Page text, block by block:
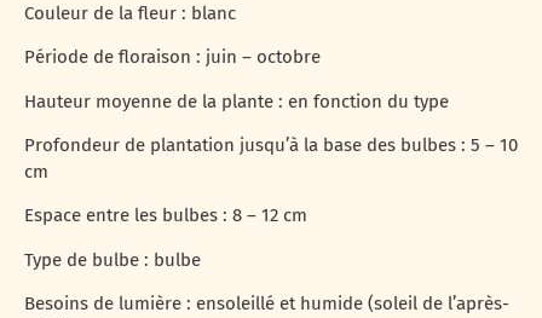
Couleur de la fleur : blanc
Période de floraison : juin – octobre
Hauteur moyenne de la plante : en fonction du type
Profondeur de plantation jusqu’à la base des bulbes : 5 – 10
cm
Espace entre les bulbes : 8 – 12 cm
Type de bulbe : bulbe
Besoins de lumière : ensoleillé et humide (soleil de l’après-